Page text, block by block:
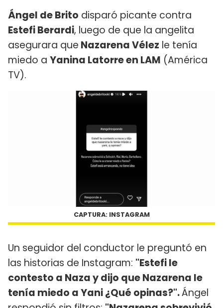
Ángel de Brito disparó picante contra
Estefi Berardi, luego de que la angelita
asegurara que Nazarena Vélez le tenía
miedo a Yanina Latorre en LAM (América
TV).
CAPTURA: INSTAGRAM
Un seguidor del conductor le preguntó en
las historias de Instagram: "Estefi le
contesto a Naza y dijo que Nazarena le
tenía miedo a Yani ¿Qué opinas?".Ángel